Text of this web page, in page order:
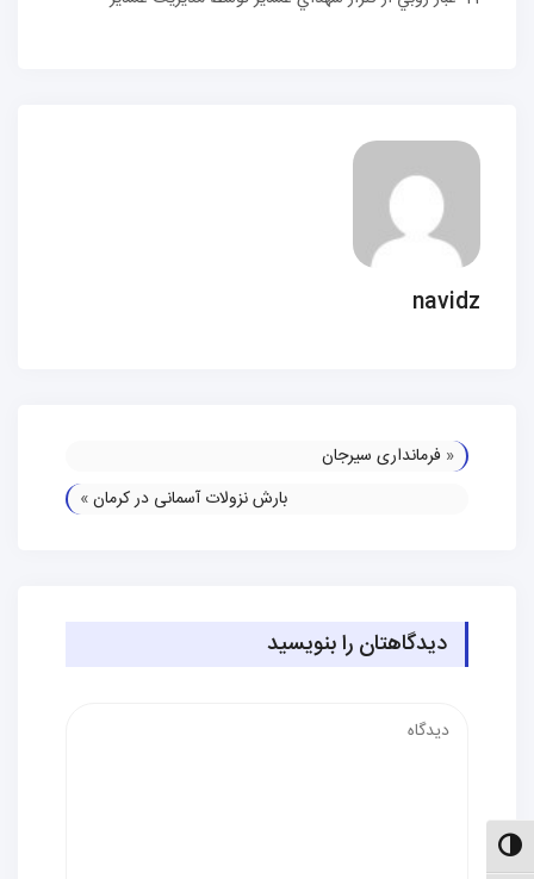
حالت کنتراست بالا
navidz
« فرمانداری سیرجان
بارش نزولات آسمانی در کرمان»
دیدگاهتان را بنویسید